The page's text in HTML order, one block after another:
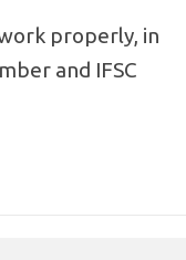
properly, in
and IFSC